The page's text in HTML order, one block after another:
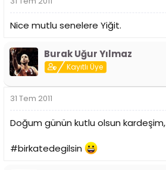
Nice mutlu senelere Yiğit.
Burak Uğur Yılmaz
Kayıtlı Üye
31 Tem 2011
Doğum günün kutlu olsun
#birkatedegilsin